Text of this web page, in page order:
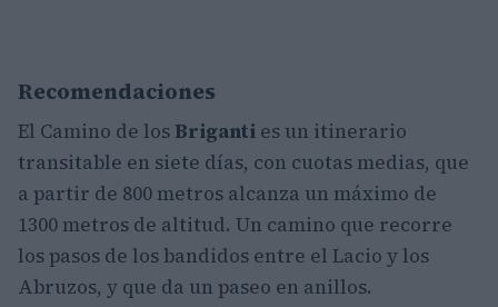
Recomendaciones
El Camino de los Briganti es un itinerario
transitable en siete días, con cuotas medias, que
a partir de 800 metros alcanza un máximo de
1300 metros de altitud. Un camino que recorre
los pasos de los bandidos entre el Lacio y los
Abruzos, y que da un paseo en anillos.